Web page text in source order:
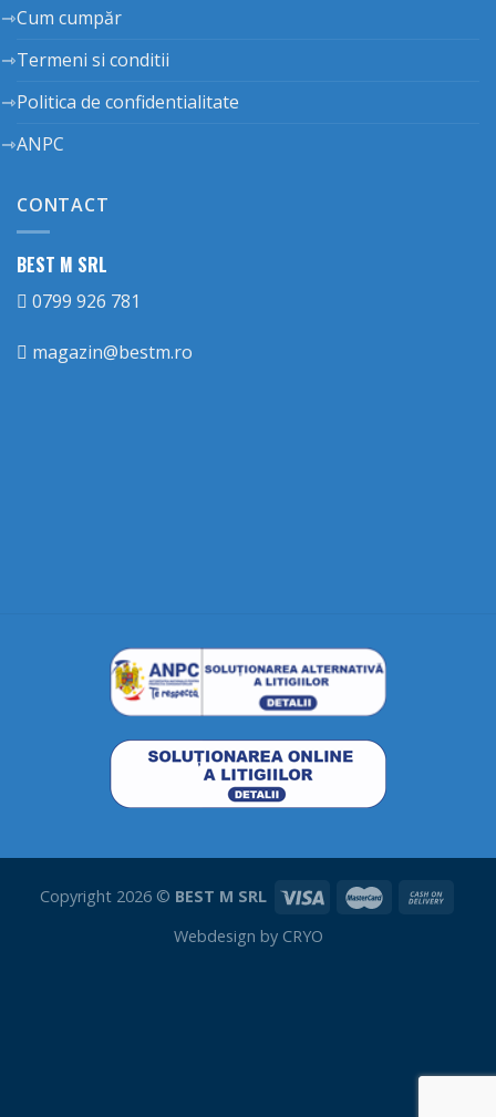
Cum cumpăr
Termeni si conditii
Politica de confidentialitate
ANPC
CONTACT
BEST M SRL
0799 926 781
magazin@bestm.ro
Copyright 2026 © BEST M SRL
Webdesign by CRYO